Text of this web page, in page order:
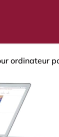
ordinateur